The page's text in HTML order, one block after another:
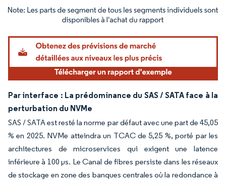
Image © Mordor Intelligence. La réutilisation nécessite une attribution sous CC BY
Par interface : La prédominance du SAS / SATA face à la
perturbation du NVMe
SAS / SATA est resté la norme par défaut avec une part de 45,05
% en 2025. NVMe atteindra un TCAC de 5,25 %, porté par les
architectures de microservices qui exigent une latence
inférieure à 100 μs. Le Canal de fibres persiste dans les réseaux
de stockage en zone des banques centrales où la redondance à